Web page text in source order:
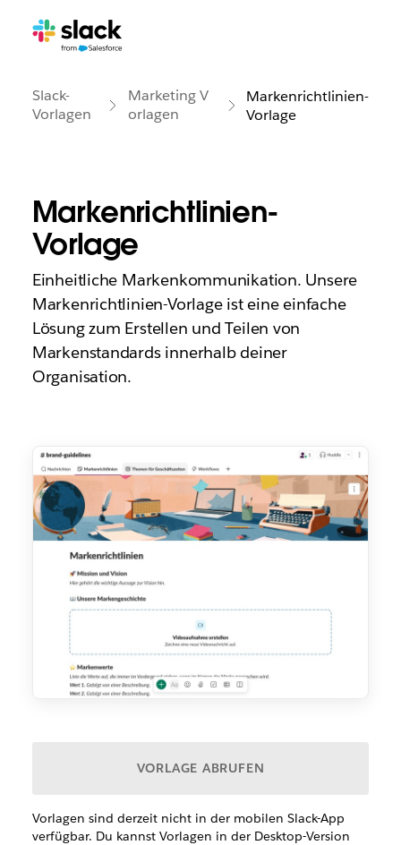
Slack-
Vorlagen
Marketing V
orlagen
Markenrichtlinien-
Vorlage
Markenrichtlinien-
Vorlage
Einheitliche Markenkommunikation. Unsere
Markenrichtlinien-Vorlage ist eine einfache
Lösung zum Erstellen und Teilen von
Markenstandards innerhalb deiner
Organisation.
VORLAGE ABRUFEN
Vorlagen sind derzeit nicht in der mobilen Slack-App
verfügbar. Du kannst Vorlagen in der Desktop-Version